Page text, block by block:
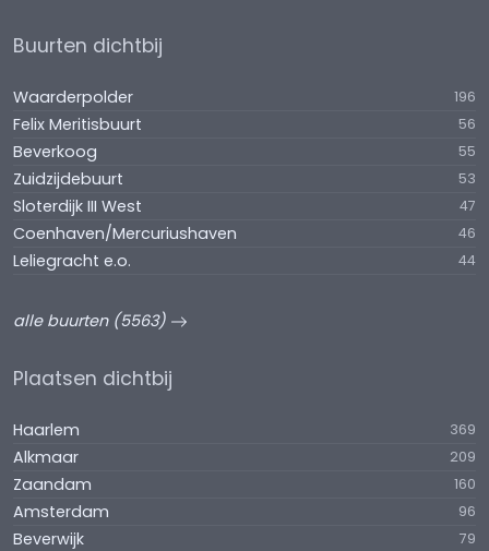
Buurten dichtbij
Waarderpolder 196
Felix Meritisbuurt 56
Beverkoog 55
Zuidzijdebuurt 53
Sloterdijk III West 47
Coenhaven/Mercuriushaven 46
Leliegracht e.o. 44
alle buurten (5563)
Plaatsen dichtbij
Haarlem 369
Alkmaar 209
Zaandam 160
Amsterdam 96
Beverwijk 79